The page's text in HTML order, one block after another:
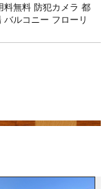
料無料 防犯カメラ 都
バルコニー フローリ